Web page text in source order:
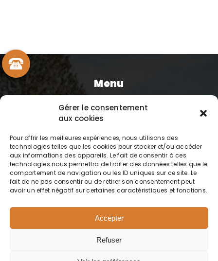
Gérer le consentement
aux cookies
Pour offrir les meilleures expériences, nous utilisons des
technologies telles que les cookies pour stocker et/ou accéder
aux informations des appareils. Le fait de consentir à ces
technologies nous permettra de traiter des données telles que le
comportement de navigation ou les ID uniques sur ce site. Le
fait de ne pas consentir ou de retirer son consentement peut
avoir un effet négatif sur certaines caractéristiques et fonctions.
Accepter
Refuser
Menu
Accueil
Prestations
Réalisations
Contact
STB